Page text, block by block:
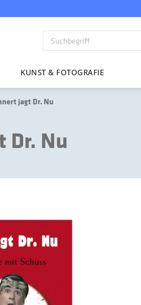
KUNST & FOTO­GRAFIE
jagt Dr. Nu
Dr. Nu